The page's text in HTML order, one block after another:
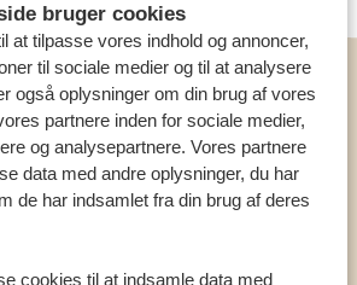
bruger cookies
at tilpasse vores indhold og annoncer,
til sociale medier og til at analysere
også oplysninger om din brug af vores
partnere inden for sociale medier,
og analysepartnere. Vores partnere
data med andre oplysninger, du har
de har indsamlet fra din brug af deres
cookies til at indsamle data med
OG FAKTA
Park er en drømmedestination for
en eventyrlysten sjæl. Udforsk
og skibskirkegården i Cape
den vilde kyst, oplev nogle af
og beundr det magiske